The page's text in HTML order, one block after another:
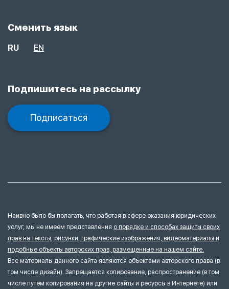
Сменить язык
RU EN
Подпишитесь на рассылку
Подписаться
Наивно было бы полагать, что работая в сфере оказания юридических
услуг, мы не имеем представления о порядке и способах защиты своих
прав на тексты, рисунки, графические изображения, видеоматериалы и
подобные объекты авторских прав, размещенные на нашем сайте.
Все материалы данного сайта являются объектами авторского права (в
том числе дизайн). Запрещается копирование, распространение (в том
числе путем копирования на другие сайты и ресурсы в Интернете) или